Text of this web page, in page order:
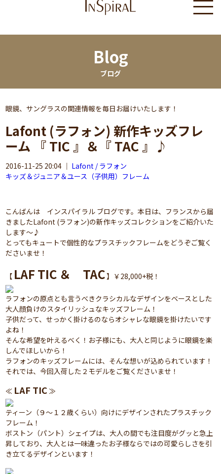
Blog
ブログ
眼鏡、サングラスの関連情報を毎日お届けいたします！
Lafont (ラフォン) 新作キッズフレ
ーム 『 TIC 』＆『 TAC 』♪
2016-11-25 20:04 ｜ Lafont / ラフォン
キッズ＆ジュニア＆ユース（子供用）フレーム
こんばんは インスパイラル ブログです。本日は、フランスから届
きましたLafont (ラフォン)の新作キッズコレクションをご紹介いた
します～♪
とってもキュートで個性的なプラスチックフレームをどうぞご覧く
ださいませ！
【 LAF TIC ＆ TAC】￥28,000+税！
ラフォンの原点とも言うべきクラシカルなデザインをベースとした
大人顔負けのスタイリッシュなキッズフレーム！
子供だって、せっかく掛けるのならオシャレな眼鏡を掛けたいです
よね！
そんな希望を叶えるべく！お子様にも、大人と同じように眼鏡を楽
しんでほしいから！
ラフォンのキッズフレームには、そんな想いが込められています！
それでは、今回入荷した２モデルをご覧くださいませ！
≪ LAF TIC ≫
ティーン（９～１２歳くらい）向けにデザインされたプラスチック
フレーム！
ボストン（パント）シェイプは、大人の間でも注目度がグッと急上
昇しており、大人とは一味違ったお子様ならではの可愛らしさを引
き立てるデザインといます！